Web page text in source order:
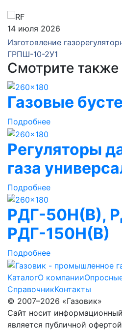
14 июля 2026
Изготовление
ГРПШ-10-2У1
Смотрите также
Газовые
Подробнее
Регуляторы
газа
Подробнее
РДГ-50Н(В),
РДГ-150Н(В)
Подробнее
КаталогО компании
СправочникКонтакты
© 2007–2026 «Газовик»
Сайт носит
является публичной офертой